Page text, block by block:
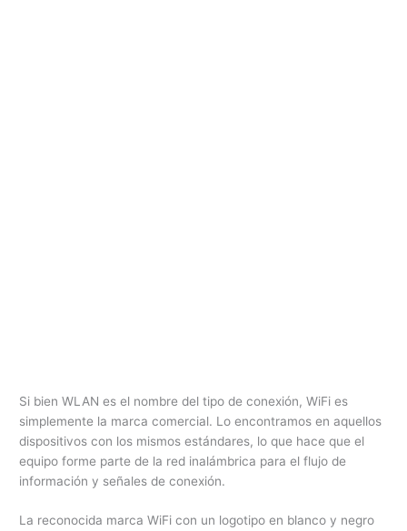
Si bien WLAN es el nombre del tipo de conexión, WiFi es
simplemente la marca comercial. Lo encontramos en aquellos
dispositivos con los mismos estándares, lo que hace que el
equipo forme parte de la red inalámbrica para el flujo de
información y señales de conexión.
La reconocida marca WiFi con un logotipo en blanco y negro